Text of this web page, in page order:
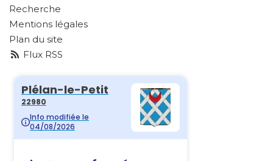
Recherche
Mentions légales
Plan du site
Flux RSS